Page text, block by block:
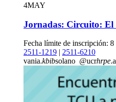
4MAY
Jornadas: Circuito: El
Fecha límite de inscripción: 8
2511-1219 | 2511-6210
vania.kbibsolano @ucrhrpe